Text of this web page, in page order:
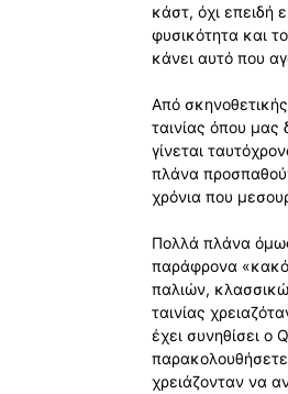
κάστ, όχι επειδή
φυσικότητα και
κάνει αυτό που
Από
ταινίας όπου μας
γίνεται
πλάνα
χρόνια που
Πολλά πλάνα
παράφρονα
παλιών,
ταινίας
έχει συνηθίσει ο
χρειάζονταν να